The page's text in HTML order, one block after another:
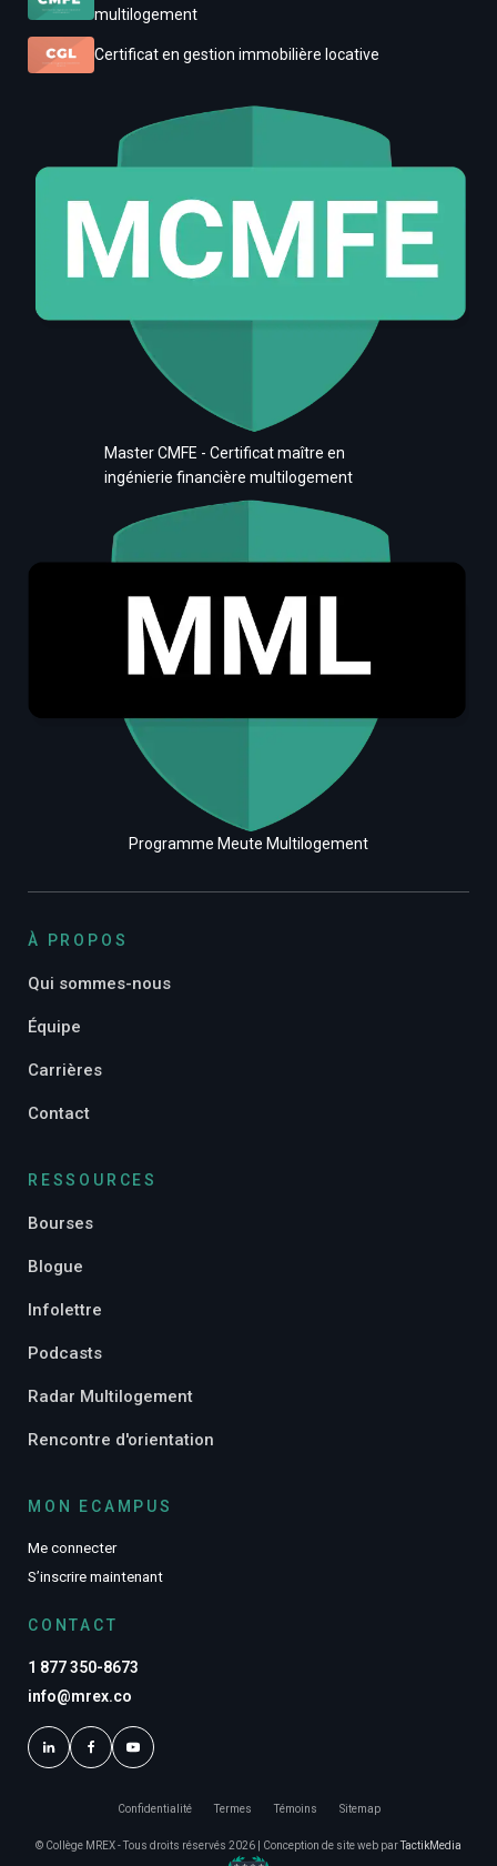
multilogement
Certificat en gestion immobilière locative
Master CMFE - Certificat maître en
ingénierie financière multilogement
Programme Meute Multilogement
À PROPOS
Qui sommes-nous
Équipe
Carrières
Contact
RESSOURCES
Bourses
Blogue
Infolettre
Podcasts
Radar Multilogement
Rencontre d'orientation
MON ECAMPUS
Me connecter
S’inscrire maintenant
CONTACT
1 877 350-8673
info@mrex.co
© Collège MREX - Tous droits réservés 2026 | Conception de site web parTactikMedia
Confidentialité Termes Témoins Sitemap